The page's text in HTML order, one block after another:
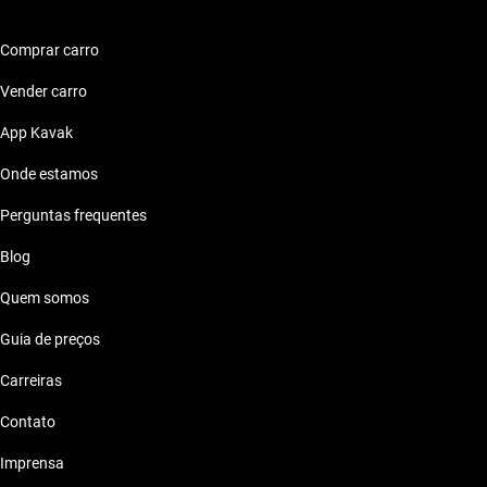
Chery QQ 2010 ate 70 mil reais
Comprar carro
Vender carro
App Kavak
Onde estamos
Perguntas frequentes
Blog
Quem somos
Guia de preços
Carreiras
Contato
Imprensa